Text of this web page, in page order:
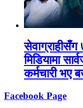
मिडियामा
कर्मचारी भए
Facebook Page